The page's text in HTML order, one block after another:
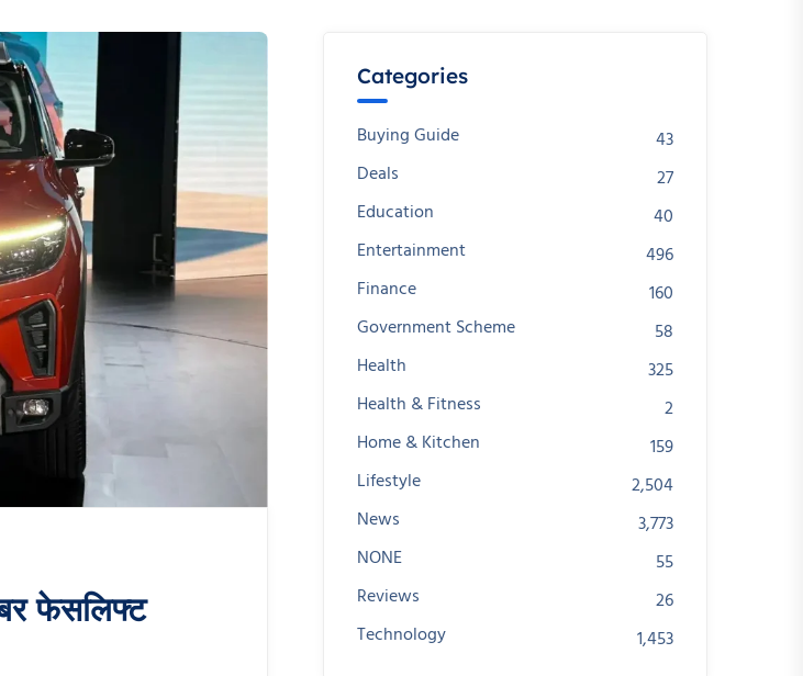
फेसलिफ्ट
Categories
Buying Guide
43
Deals
27
Education
40
Entertainment
496
Finance
160
Government Scheme
58
Health
325
Health & Fitness
2
Home & Kitchen
159
Lifestyle
2,504
News
3,773
NONE
55
Reviews
26
Technology
1,453